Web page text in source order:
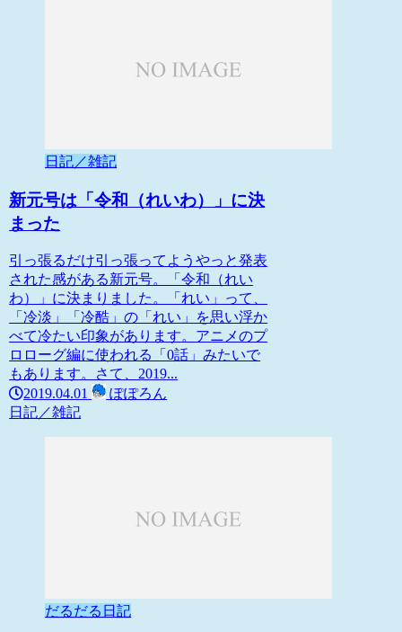
日記／雑記
新元号は「令和（れいわ）」に決
まった
引っ張るだけ引っ張ってようやっと発表
された感がある新元号。「令和（れい
わ）」に決まりました。「れい」って、
「冷淡」「冷酷」の「れい」を思い浮か
べて冷たい印象があります。アニメのプ
ロローグ編に使われる「0話」みたいで
もあります。さて、2019...
2019.04.01
ぽぽろん
日記／雑記
だるだる日記